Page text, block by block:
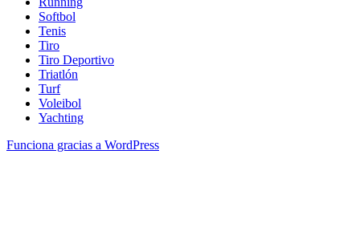
Softbol
Tenis
Tiro
Tiro Deportivo
Triatlón
Turf
Voleibol
Yachting
Funciona gracias a WordPress